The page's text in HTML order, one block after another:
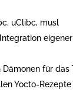
uClibc, musl
Dämonen für das
Yocto-Rezepte